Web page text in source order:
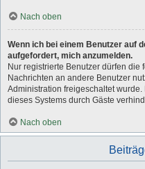
Nach oben
Wenn ich bei einem Benutzer auf
aufgefordert, mich anzumelden.
Nur registrierte Benutzer dürfen die
Nachrichten an andere Benutzer
Administration freigeschaltet
dieses Systems durch Gäste
Nach oben